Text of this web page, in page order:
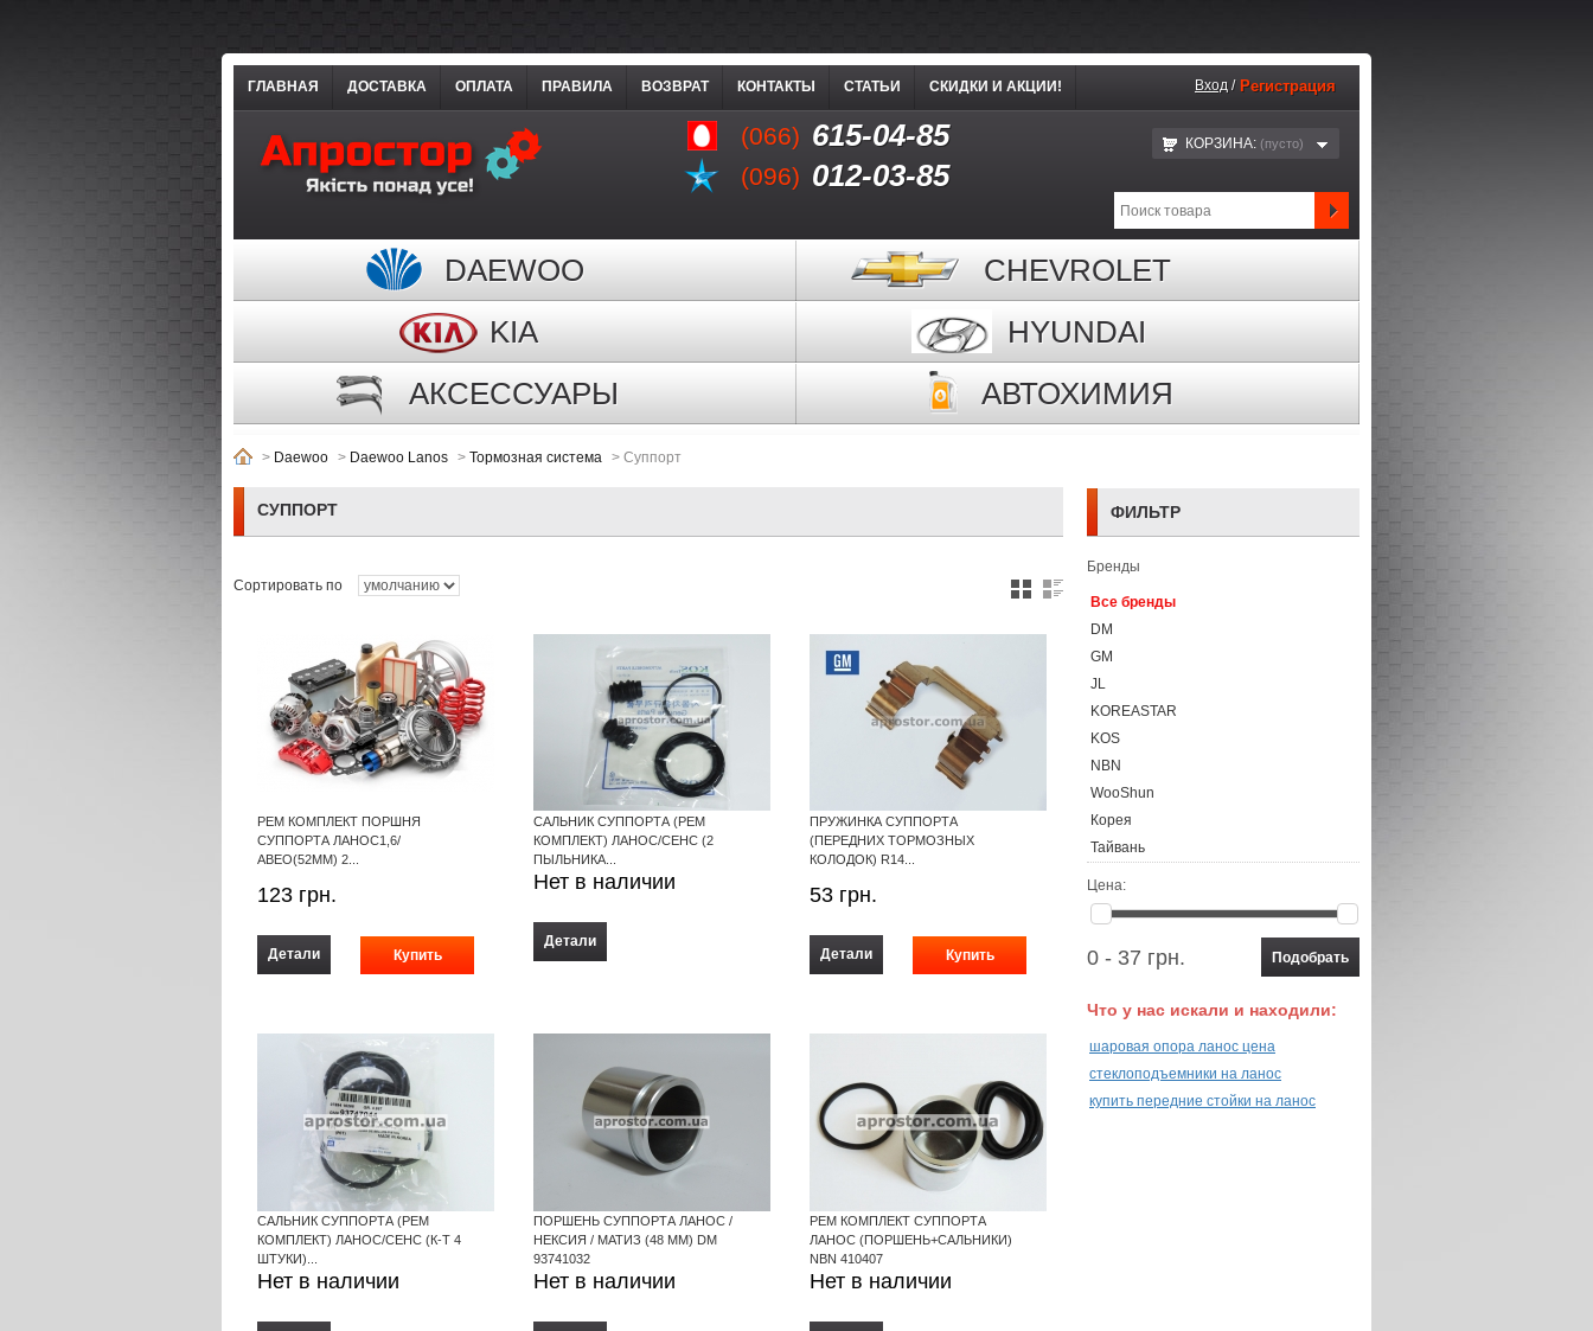
(066) 615-04-85
(096) 012-03-85
ГЛАВНАЯ ДОСТАВКА ОПЛАТА ПРАВИЛА ВОЗВРАТ КОНТАКТЫ СТАТЬИ СКИДКИ И АКЦИИ! Вход / Регистрация
КОРЗИНА: (пустo)
DAEWOO
CHEVROLET
KIA
HYUNDAI
АКСЕССУАРЫ
АВТОХИМИЯ
> Daewoo > Daewoo Lanos > Тормозная система > Суппорт
СУППОРТ
Сортировать по
РЕМ КОМПЛЕКТ ПОРШНЯ
СУППОРТА ЛАНОС1,6/
АВЕО(52ММ) 2...
123 грн.
Детали
САЛЬНИК СУППОРТА (РЕМ
КОМПЛЕКТ) ЛАНОС/СЕНС (2
ПЫЛЬНИКА...
Нет в наличии
Детали
ПРУЖИНКА СУППОРТА
(ПЕРЕДНИХ ТОРМОЗНЫХ
КОЛОДОК) R14...
53 грн.
Детали
САЛЬНИК СУППОРТА (РЕМ
КОМПЛЕКТ) ЛАНОС/СЕНС (К-Т 4
ШТУКИ)...
Нет в наличии
ПОРШЕНЬ СУППОРТА ЛАНОС /
НЕКСИЯ / МАТИЗ (48 ММ) DM
93741032
Нет в наличии
РЕМ КОМПЛЕКТ СУППОРТА
ЛАНОС (ПОРШЕНЬ+САЛЬНИКИ)
NBN 410407
Нет в наличии
ФИЛЬТР
Бренды
Все бренды
DM
GM
JL
KOREASTAR
KOS
NBN
WooShun
Корея
Тайвань
Цена:
0 - 37 грн.
Что у нас искали и находили:
шаровая опора ланос цена
стеклоподъемники на ланос
купить передние стойки на ланос